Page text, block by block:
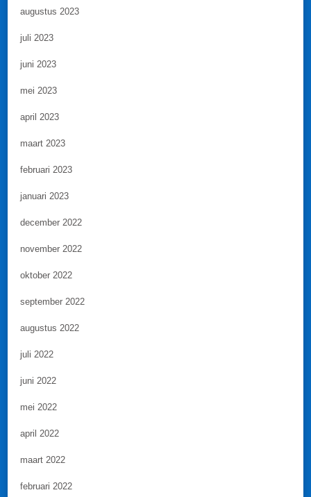
augustus 2023
juli 2023
juni 2023
mei 2023
april 2023
maart 2023
februari 2023
januari 2023
december 2022
november 2022
oktober 2022
september 2022
augustus 2022
juli 2022
juni 2022
mei 2022
april 2022
maart 2022
februari 2022